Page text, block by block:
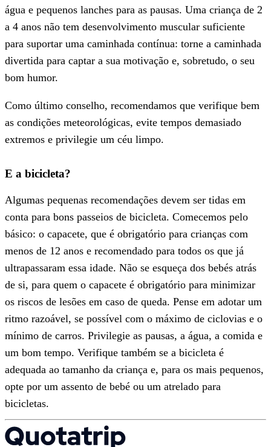
água e pequenos lanches para as pausas. Uma criança de 2
a 4 anos não tem desenvolvimento muscular suficiente
para suportar uma caminhada contínua: torne a caminhada
divertida para captar a sua motivação e, sobretudo, o seu
bom humor.
Como último conselho, recomendamos que verifique bem
as condições meteorológicas, evite tempos demasiado
extremos e privilegie um céu limpo.
E a bicicleta?
Algumas pequenas recomendações devem ser tidas em
conta para bons passeios de bicicleta. Comecemos pelo
básico: o capacete, que é obrigatório para crianças com
menos de 12 anos e recomendado para todos os que já
ultrapassaram essa idade. Não se esqueça dos bebés atrás
de si, para quem o capacete é obrigatório para minimizar
os riscos de lesões em caso de queda. Pense em adotar um
ritmo razoável, se possível com o máximo de ciclovias e o
mínimo de carros. Privilegie as pausas, a água, a comida e
um bom tempo. Verifique também se a bicicleta é
adequada ao tamanho da criança e, para os mais pequenos,
opte por um assento de bebé ou um atrelado para
bicicletas.